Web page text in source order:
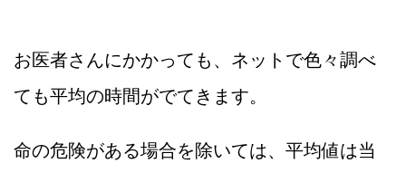
お医者さんにかかっても、ネットで色々調べ
ても平均の時間がでてきます。
命の危険がある場合を除いては、平均値は当